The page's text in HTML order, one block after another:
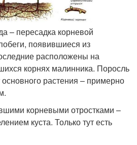
– пересадка корневой
появившиеся из
расположены на
корнях малинника. Поросль
основного растения – примерно
корневыми отростками –
куста. Только тут есть